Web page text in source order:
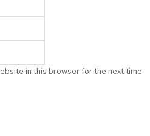
in this browser for the next time